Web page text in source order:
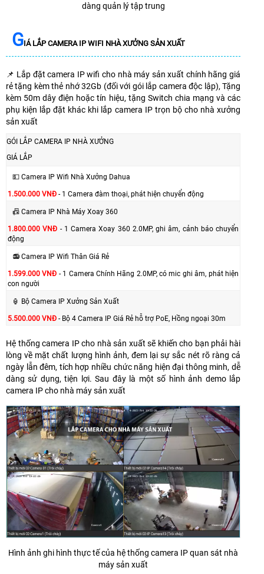
dàng quản lý tập trung
GIÁ LẮP CAMERA IP WIFI NHÀ XƯỞNG SẢN XUẤT
📌 Lắp đặt camera IP wifi cho nhà máy sản xuất chính hãng giá
rẻ tặng kèm thẻ nhớ 32Gb (đối với gói lắp camera độc lập), Tặng
kèm 50m dây điện hoặc tín hiệu, tặng Switch chia mạng và các
phụ kiện lắp đặt khác khi lắp camera IP trọn bộ cho nhà xưởng
sản xuất
GÓI LẮP CAMERA IP NHÀ XƯỞNG
GIÁ LẮP
💵 Camera IP Wifi Nhà Xưởng Dahua
1.500.000 VNĐ - 1 Camera đàm thoại, phát hiện chuyển động
📠 Camera IP Nhà Máy Xoay 360
1.800.000 VNĐ - 1 Camera Xoay 360 2.0MP, ghi âm, cảnh báo chuyển
động
📻 Camera IP Wifi Thân Giá Rẻ
1.599.000 VNĐ - 1 Camera Chính Hãng 2.0MP, có mic ghi âm, phát hiện
con người
🏮 Bộ Camera IP Xưởng Sản Xuất
5.500.000 VNĐ - Bộ 4 Camera IP Giá Rẻ hỗ trợ PoE, Hồng ngoại 30m
Hệ thống camera IP cho nhà sản xuất sẽ khiến cho bạn phải hài
lòng về mặt chất lượng hình ảnh, đem lại sự sắc nét rõ ràng cả
ngày lẫn đêm, tích hợp nhiều chức năng hiện đại thông minh, dễ
dàng sử dụng, tiện lợi. Sau đây là một số hình ảnh demo lắp
camera IP cho nhà máy sản xuất
Hình ảnh ghi hình thực tế của hệ thống camera IP quan sát nhà
máy sản xuất